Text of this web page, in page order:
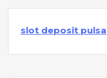
slot deposit pulsa